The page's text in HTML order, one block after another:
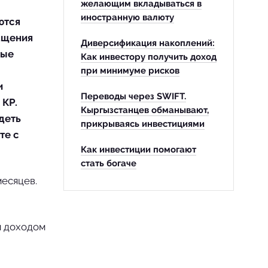
с
доходом
желающим вкладываться в
иностранную валюту
Диверсификация накоплений:
Как инвестору получить доход
при минимуме рисков
Переводы через SWIFT.
Кыргызстанцев обманывают,
прикрываясь инвестициями
Как инвестиции помогают
стать богаче